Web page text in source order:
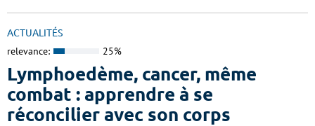
ACTUALITÉS
relevance: 25%
Lymphoedème, cancer, même
combat : apprendre à se
réconcilier avec son corps